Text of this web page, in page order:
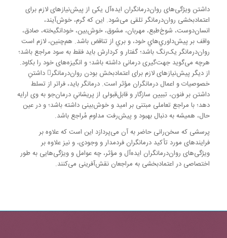
داشتن ویژگی‌های روان‌درمانگران ایده‌آل یکی از پیش‌نیازهای لازم برای
اعتمادبخشی روان‌درمانگر تلقی می‌شود. این که گرم، خوش‌آيند،
انسان‌دوست، شوخ‌طبع، مهربان، مشوق، خوش‌بين، خودانگيخته، صادق،
واقف بر پيش‌داوري‌هاي خود، و بري از تناقض باشد. هم‌‌چنین، لازم است
روان‌درمانگر یک‌رنگ باشد؛ گفتار و کردارش باید فقط به سود مراجع باشد؛
هرچه می‌گوید جهت‌گیری درمانی داشته باشد؛ و انگیزه‌های خود را بکاود.
از دیگر پیش‌نیازهای لازم برای اعتمادبخش بودن روان‌درمانگر‌ داشتنِ
خصوصیات و اعمال درمانگران مؤثر است. درمانگر باید، فراتر از تسلط
داشتن بر فنون، تبیین سازگار و قابل‌قبولی از پریشانیِ درمان‌جو به وی ارایه
دهد؛ با مراجع تعاملی مبتنی بر امید و خوش‌بینی داشته باشد؛ و در عین
حال، همیشه به دنبال بهبود و پیش‌رفت مداوم مُراجع باشد.
پرسشی که سخن‌رانی حاضر به آن می‌پردازد این است که علاوه بر
فرایندهای مورد تأکید درمانگران فردمدار و وجودی، و نیز علاوه بر
ویژگی‌های روان‌درمانگران ایده‌آل و مؤثر، چه عوامل و ویژگی‌هایی به طور
اختصاصی در اعتمادبخشی به مراجعان نقش‌آفرینی می‌کنند.